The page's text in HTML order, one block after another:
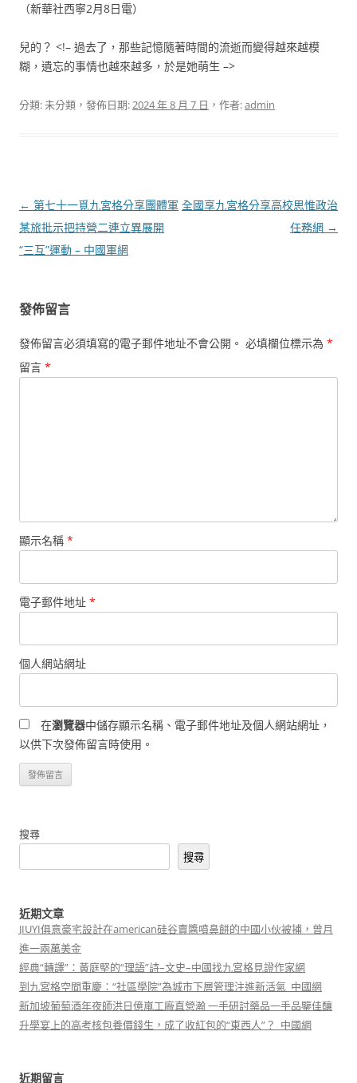
（新華社西寧2月8日電）
兒的？ <!– 過去了，那些記憶隨著時間的流逝而變得越來越模
糊，遺忘的事情也越來越多，於是她萌生 –>
分類: 未分類，發佈日期:2024 年 8 月 7 日 ，作者:admin
文
章
導
← 第七十一覓九宮格分享團體軍
某旅批示把持營二連立異展開
“三互”運動 – 中國軍網
全國享九宮格分享高校思惟政治
任務網 →
發佈留言
發佈留言必須填寫的電子郵件地址不會公開。 必填欄位標示為 *
留言 *
顯示名稱 *
電子郵件地址 *
個人網站網址
在瀏覽器中儲存顯示名稱、電子郵件地址及個人網站網址，
以供下次發佈留言時使用。
搜尋
搜尋
近期文章
JIUYI俱意豪宅設計在american硅谷賣醬噴鼻餅的中國小伙被捕，曾月
進一兩萬美金
經典“轉譯”：黃庭堅的“理語”詩–文史–中國找九宮格見證作家網
到九宮格空間重慶：“社區學院”為城市下層管理注進新活氣_中國網
新加坡葡萄酒年夜師洪日億嵐工廠直營瀚 一手研討藥品一手品鑒佳釀
升學宴上的高考核包養價錢生，成了收紅包的“東西人”？_中國網
近期留言